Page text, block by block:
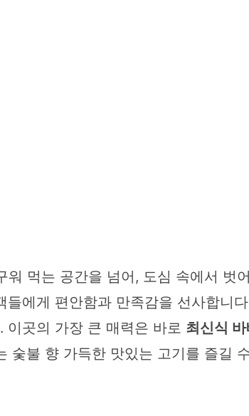
먹는 공간을 넘어, 도심 속에서 벗
에게 편안함과 만족감을 선사합니
이곳의 가장 큰 매력은 바로 최신식
불 향 가득한 맛있는 고기를 즐길